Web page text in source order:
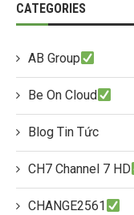
CATEGORIES
AB Group
Be On Cloud
Blog Tin Tức
CH7 Channel 7 HD
CHANGE2561